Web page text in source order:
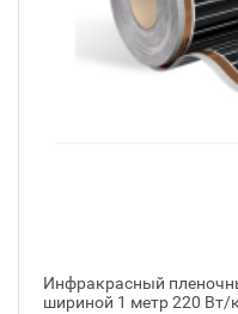
Инфракрасный
шириной 1 метр 220 Вт/